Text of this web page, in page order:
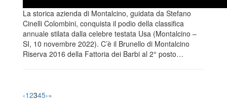
La storica azienda di Montalcino, guidata da Stefano
Cinelli Colombini, conquista il podio della classifica
annuale stilata dalla celebre testata Usa (Montalcino –
SI, 10 novembre 2022). C’è il Brunello di Montalcino
Riserva 2016 della Fattoria dei Barbi al 2° posto…
‹12345›»